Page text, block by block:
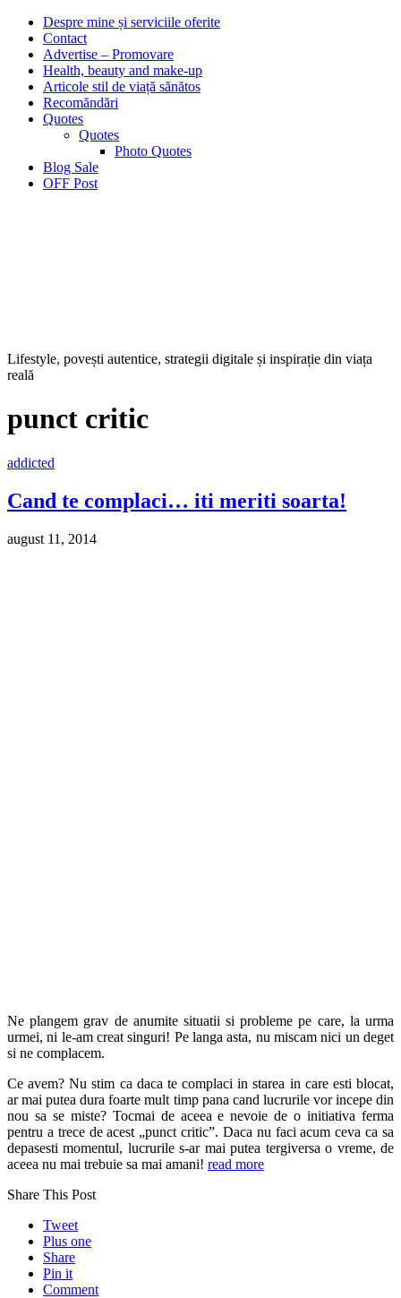
Despre mine și serviciile oferite
Contact
Advertise – Promovare
Health, beauty and make-up
Articole stil de viață sănătos
Recomăndări
Quotes
Quotes
Photo Quotes
Blog Sale
OFF Post
Lifestyle, povești autentice, strategii digitale și inspirație din viața
reală
punct critic
addicted
Cand te complaci… iti meriti soarta!
august 11, 2014
Ne plangem grav de anumite situatii si probleme pe care, la urma
urmei, ni le-am creat singuri! Pe langa asta, nu miscam nici un deget
si ne complacem.
Ce avem? Nu stim ca daca te complaci in starea in care esti blocat,
ar mai putea dura foarte mult timp pana cand lucrurile vor incepe din
nou sa se miste? Tocmai de aceea e nevoie de o initiativa ferma
pentru a trece de acest „punct critic”. Daca nu faci acum ceva ca sa
depasesti momentul, lucrurile s-ar mai putea tergiversa o vreme, de
aceea nu mai trebuie sa mai amani! read more
Share This Post
Tweet
Plus one
Share
Pin it
Comment